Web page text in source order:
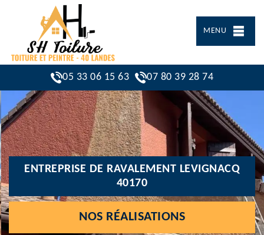
MENU
05 33 06 15 63 07 80 39 28 74
ENTREPRISE DE RAVALEMENT LEVIGNACQ
40170
NOS RÉALISATIONS